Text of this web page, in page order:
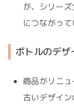
が、シリー
につながって
ボトルのデザ
商品がリニュ
古いデザイン